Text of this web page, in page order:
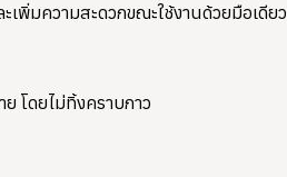
พิ่มความสะดวกขณะใช้งานด้วยมือเดียว
โดยไม่ทิ้งคราบกาว